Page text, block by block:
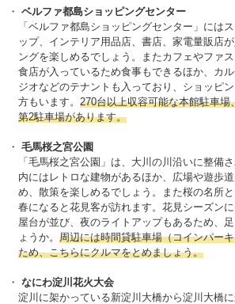
ベルファ都島ショッピングセンター
「ベルファ都島ショッピングセンター」には
ップ、インテリア用品店、書店、家電量販店
ングを楽しめるでしょう。またカフェやファ
食店が入っているため食事もできるほか、カ
ジオなどのテナントも入っており、ショッピ
方もいます。 270台以上収容可能な本館駐車場
第2駐車場があります。
毛馬桜之宮公園
「毛馬桜之宮公園」は、大川の川沿いに整備
内にはレトロな建物があるほか、広場や遊歩
め、散策を楽しめるでしょう。また桜の名所と
春になると花見客が訪れます。花見シーズン
屋台が並び、夜のライトアップもあるため、
ょうか。 周辺には時間貸駐車場（コインパー
ため、こちらにクルマをとめましょう。
なにわ淀川花火大会
淀川に架かっている新淀川大橋から淀川大橋に